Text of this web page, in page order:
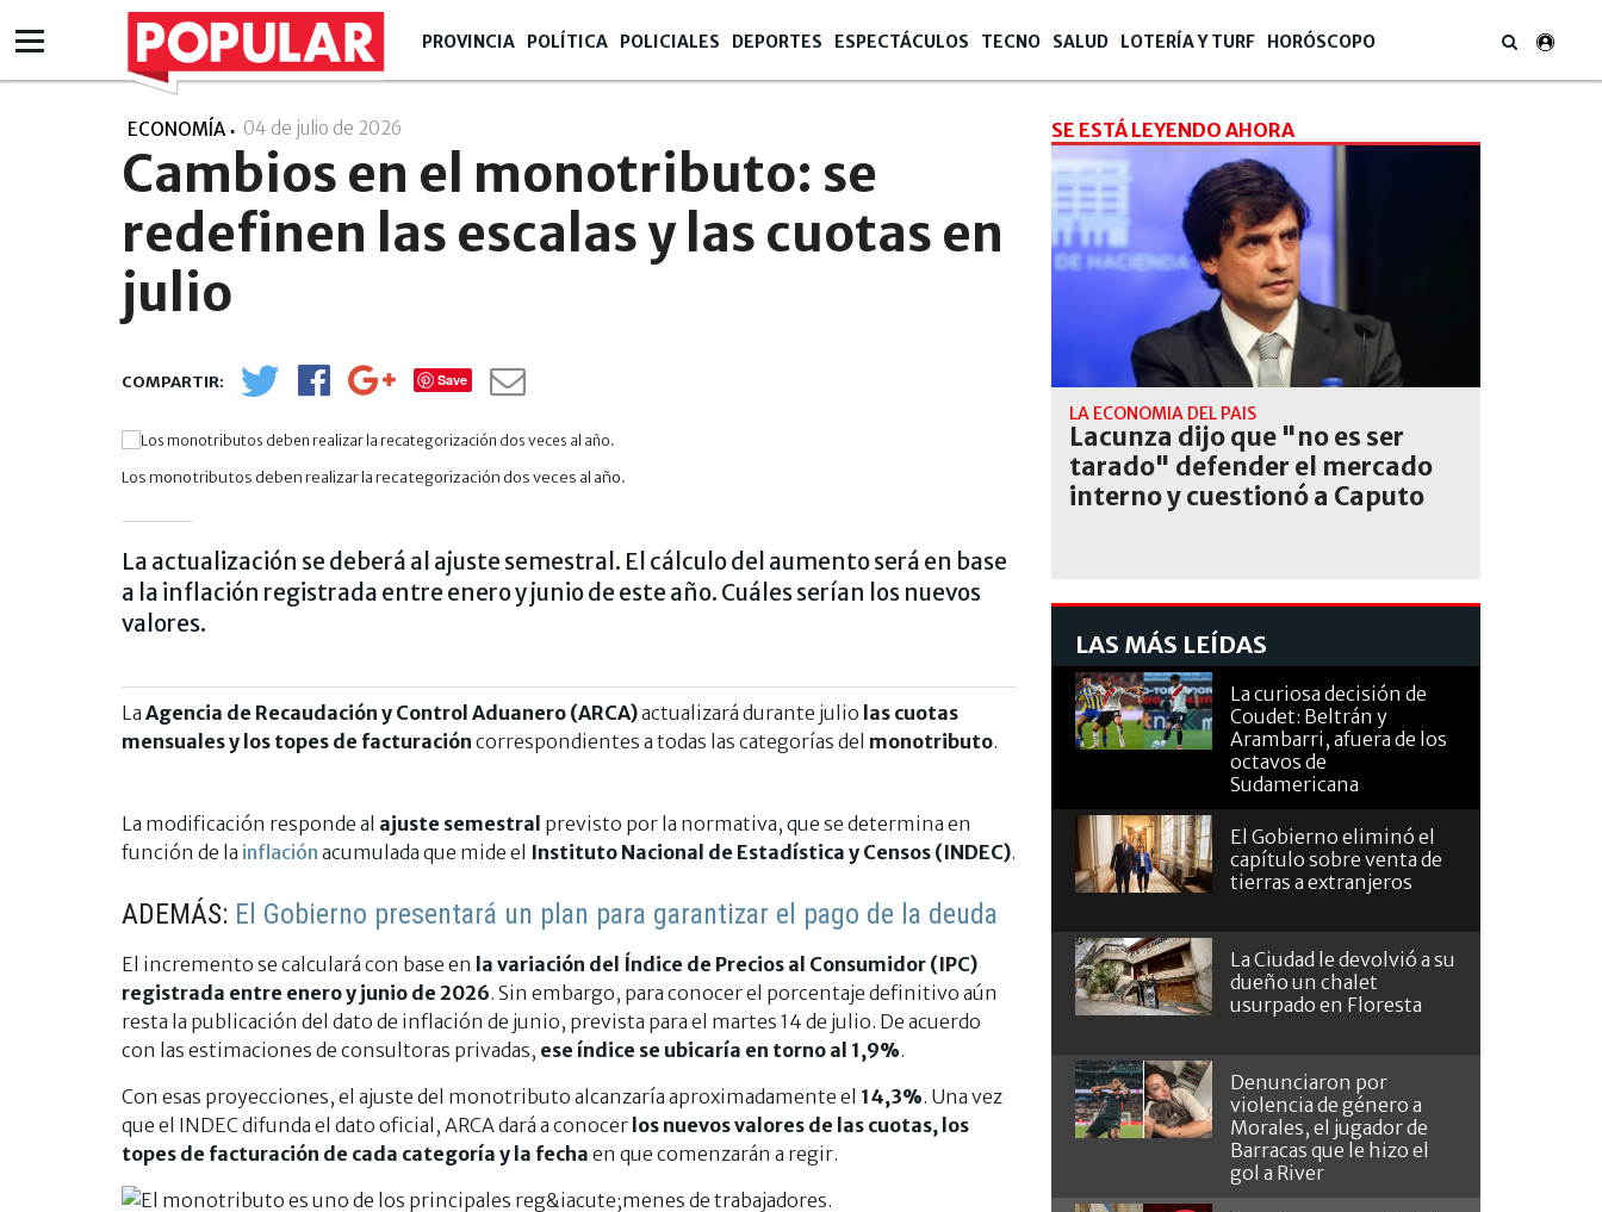
PROVINCIA POLÍTICA POLICIALES DEPORTES ESPECTÁCULOS TECNO SALUD LOTERÍA Y TURF HORÓSCOPO
ECONOMÍA 04 de julio de 2026
Cambios en el monotributo: se
redefinen las escalas y las cuotas en
julio
Save
Los monotributos deben realizar la recategorización dos veces al año.
La actualización se deberá al ajuste semestral. El cálculo del aumento será en base
a la inflación registrada entre enero y junio de este año. Cuáles serían los nuevos
valores.
La Agencia de Recaudación y Control Aduanero (ARCA)actualizará durante julio las cuotas
mensuales y los topes de facturación correspondientes a todas las categorías del monotributo.
La modificación responde al ajuste semestral previsto por la normativa, que se determina en
función de la inflación acumulada que mide el Instituto Nacional de Estadística y Censos (INDEC).
ADEMÁS: El Gobierno presentará un plan para garantizar el pago de la deuda
El incremento se calculará con base en la variación del Índice de Precios al Consumidor (IPC)
registrada entre enero y junio de 2026. Sin embargo, para conocer el porcentaje definitivo aún
resta la publicación del dato de inflación de junio, prevista para el martes 14 de julio. De acuerdo
con las estimaciones de consultoras privadas, ese índice se ubicaría en torno al 1,9%.
Con esas proyecciones, el ajuste del monotributo alcanzaría aproximadamente el 14,3%. Una vez
que el INDEC difunda el dato oficial, ARCA dará a conocer los nuevos valores de las cuotas, los
topes de facturación de cada categoría y la fecha en que comenzarán a regir.
SE ESTÁ LEYENDO AHORA
LA ECONOMIA DEL PAIS
Lacunza dijo que "no es ser
tarado" defender el mercado
interno y cuestionó a Caputo
LAS MÁS LEÍDAS
La curiosa decisión de
Coudet: Beltrán y
Arambarri, afuera de los
octavos de
Sudamericana
El Gobierno eliminó el
capítulo sobre venta de
tierras a extranjeros
La Ciudad le devolvió a su
dueño un chalet
usurpado en Floresta
Denunciaron por
violencia de género a
Morales, el jugador de
Barracas que le hizo el
gol a River